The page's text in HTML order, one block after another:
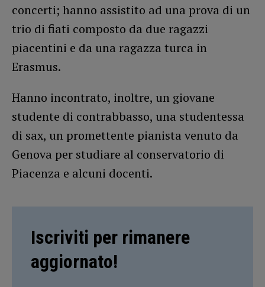
concerti; hanno assistito ad una prova di un
trio di fiati composto da due ragazzi
piacentini e da una ragazza turca in
Erasmus.
Hanno incontrato, inoltre, un giovane
studente di contrabbasso, una studentessa
di sax, un promettente pianista venuto da
Genova per studiare al conservatorio di
Piacenza e alcuni docenti.
Iscriviti per rimanere
aggiornato!